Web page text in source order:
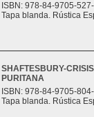
ISBN: 978-84-9705-
Tapa blanda. Rústica
SHAFTESBURY-
PURITANA
ISBN: 978-84-9705-
Tapa blanda. Rústica